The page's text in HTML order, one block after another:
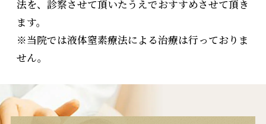
法を、診察させて頂いたうえでおすすめさせて頂き
ます。
※当院では液体窒素療法による治療は行っておりま
せん。